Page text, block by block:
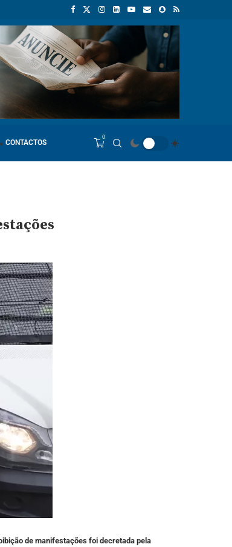
cai para 9,33% e fica abaixo dos 10% pela primeira vez
CONTACTOS
0
de manifestações foi decretada pela